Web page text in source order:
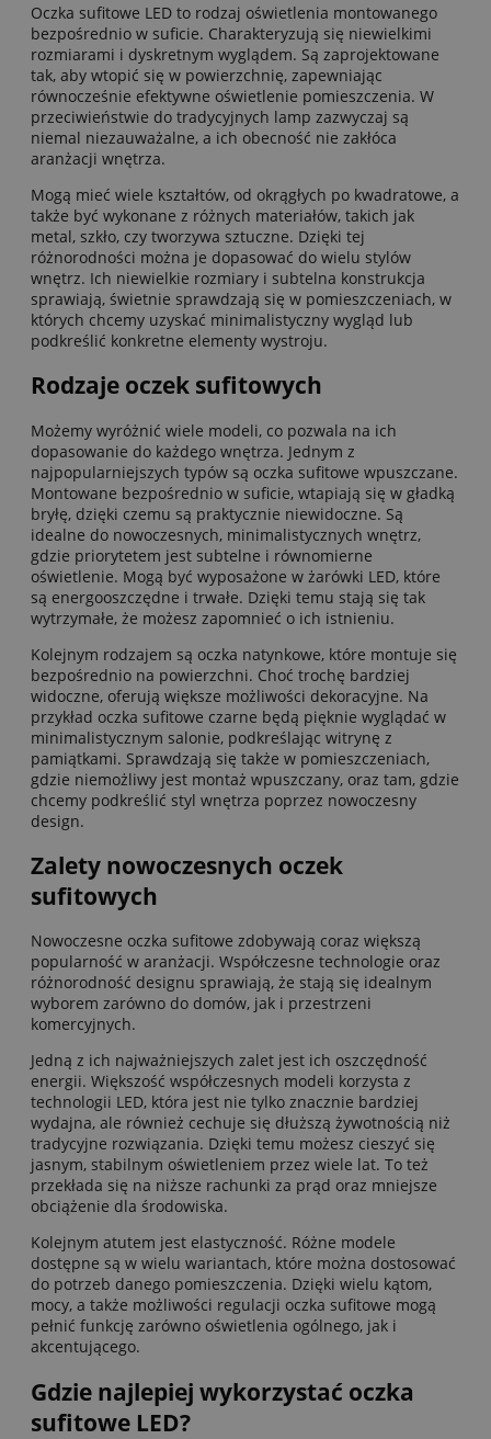
Oczka sufitowe LED to rodzaj oświetlenia montowanego
bezpośrednio w suficie. Charakteryzują się niewielkimi
rozmiarami i dyskretnym wyglądem. Są zaprojektowane
tak, aby wtopić się w powierzchnię, zapewniając
równocześnie efektywne oświetlenie pomieszczenia. W
przeciwieństwie do tradycyjnych lamp zazwyczaj są
niemal niezauważalne, a ich obecność nie zakłóca
aranżacji wnętrza.
Mogą mieć wiele kształtów, od okrągłych po kwadratowe, a
także być wykonane z różnych materiałów, takich jak
metal, szkło, czy tworzywa sztuczne. Dzięki tej
różnorodności można je dopasować do wielu stylów
wnętrz. Ich niewielkie rozmiary i subtelna konstrukcja
sprawiają, świetnie sprawdzają się w pomieszczeniach, w
których chcemy uzyskać minimalistyczny wygląd lub
podkreślić konkretne elementy wystroju.
Rodzaje oczek sufitowych
Możemy wyróżnić wiele modeli, co pozwala na ich
dopasowanie do każdego wnętrza. Jednym z
najpopularniejszych typów są oczka sufitowe wpuszczane.
Montowane bezpośrednio w suficie, wtapiają się w gładką
bryłę, dzięki czemu są praktycznie niewidoczne. Są
idealne do nowoczesnych, minimalistycznych wnętrz,
gdzie priorytetem jest subtelne i równomierne
oświetlenie. Mogą być wyposażone w żarówki LED, które
są energooszczędne i trwałe. Dzięki temu stają się tak
wytrzymałe, że możesz zapomnieć o ich istnieniu.
Kolejnym rodzajem są oczka natynkowe, które montuje się
bezpośrednio na powierzchni. Choć trochę bardziej
widoczne, oferują większe możliwości dekoracyjne. Na
przykład oczka sufitowe czarne będą pięknie wyglądać w
minimalistycznym salonie, podkreślając witrynę z
pamiątkami. Sprawdzają się także w pomieszczeniach,
gdzie niemożliwy jest montaż wpuszczany, oraz tam, gdzie
chcemy podkreślić styl wnętrza poprzez nowoczesny
design.
Zalety nowoczesnych oczek
sufitowych
Nowoczesne oczka sufitowe zdobywają coraz większą
popularność w aranżacji. Współczesne technologie oraz
różnorodność designu sprawiają, że stają się idealnym
wyborem zarówno do domów, jak i przestrzeni
komercyjnych.
Jedną z ich najważniejszych zalet jest ich oszczędność
energii. Większość współczesnych modeli korzysta z
technologii LED, która jest nie tylko znacznie bardziej
wydajna, ale również cechuje się dłuższą żywotnością niż
tradycyjne rozwiązania. Dzięki temu możesz cieszyć się
jasnym, stabilnym oświetleniem przez wiele lat. To też
przekłada się na niższe rachunki za prąd oraz mniejsze
obciążenie dla środowiska.
Kolejnym atutem jest elastyczność. Różne modele
dostępne są w wielu wariantach, które można dostosować
do potrzeb danego pomieszczenia. Dzięki wielu kątom,
mocy, a także możliwości regulacji oczka sufitowe mogą
pełnić funkcję zarówno oświetlenia ogólnego, jak i
akcentującego.
Gdzie najlepiej wykorzystać oczka
sufitowe LED?